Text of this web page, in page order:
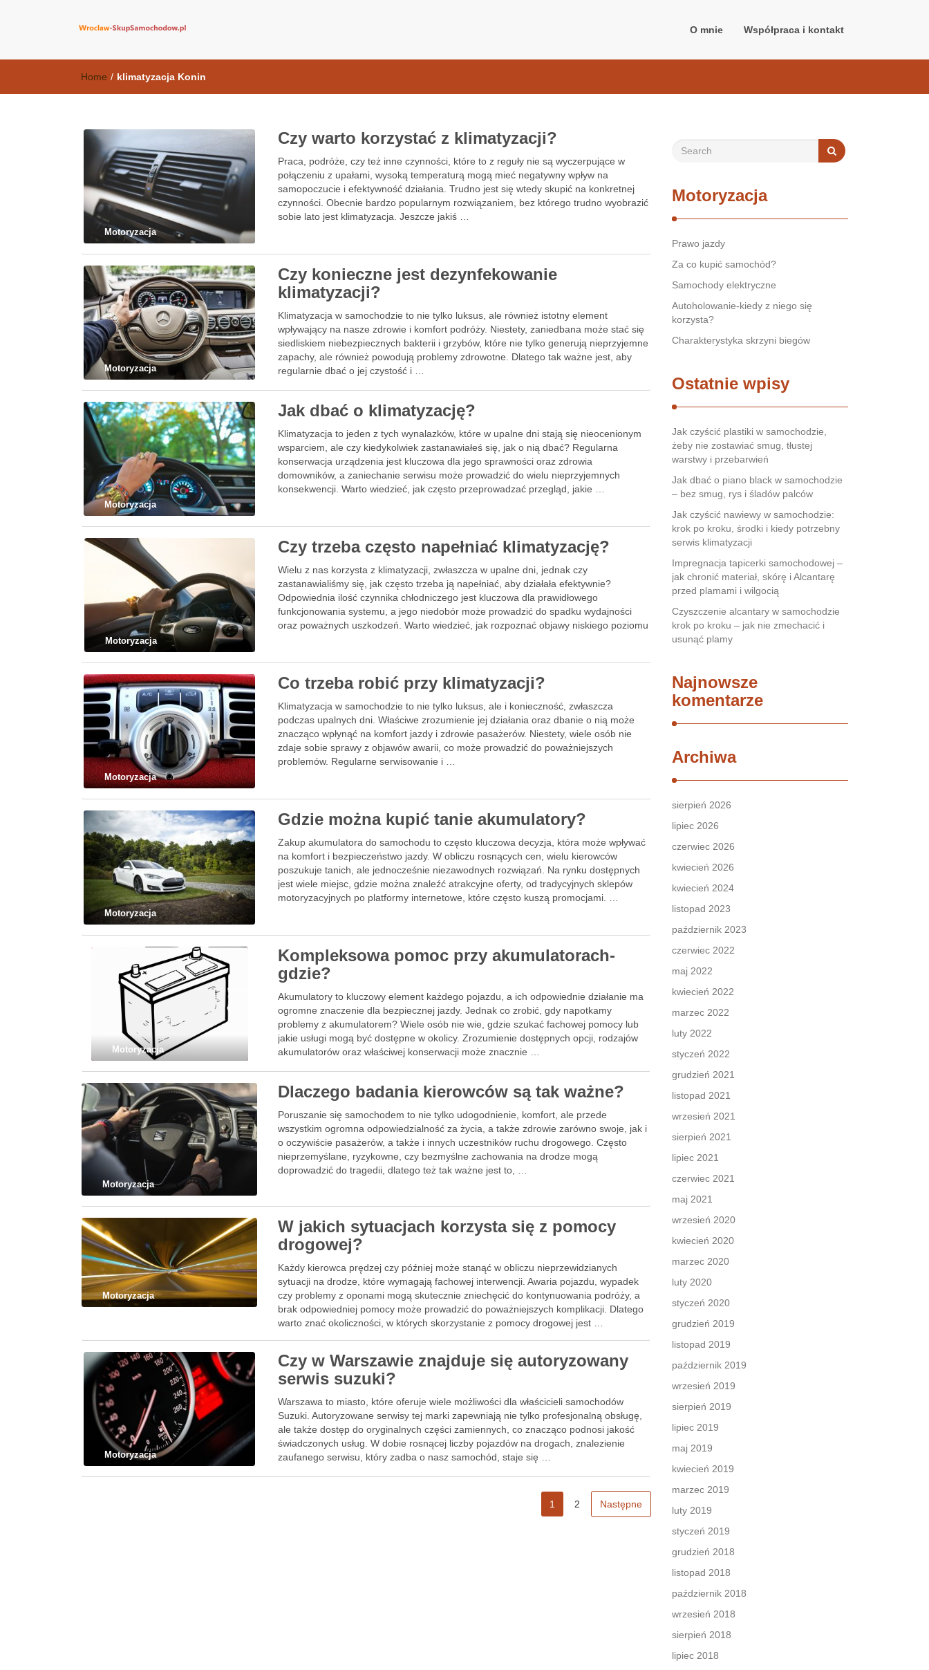
O mnie Współpraca i kontakt
Home / klimatyzacja Konin
Motoryzacja
Czy warto korzystać z klimatyzacji?
Praca, podróże, czy też inne czynności, które to z reguły nie są wyczerpujące w
połączeniu z upałami, wysoką temperaturą mogą mieć negatywny wpływ na
samopoczucie i efektywność działania. Trudno jest się wtedy skupić na konkretnej
czynności. Obecnie bardzo popularnym rozwiązaniem, bez którego trudno wyobrazić
sobie lato jest klimatyzacja. Jeszcze jakiś …
Motoryzacja
Czy konieczne jest dezynfekowanie
klimatyzacji?
Klimatyzacja w samochodzie to nie tylko luksus, ale również istotny element
wpływający na nasze zdrowie i komfort podróży. Niestety, zaniedbana może stać się
siedliskiem niebezpiecznych bakterii i grzybów, które nie tylko generują nieprzyjemne
zapachy, ale również powodują problemy zdrowotne. Dlatego tak ważne jest, aby
regularnie dbać o jej czystość i …
Motoryzacja
Jak dbać o klimatyzację?
Klimatyzacja to jeden z tych wynalazków, które w upalne dni stają się nieocenionym
wsparciem, ale czy kiedykolwiek zastanawiałeś się, jak o nią dbać? Regularna
konserwacja urządzenia jest kluczowa dla jego sprawności oraz zdrowia
domowników, a zaniechanie serwisu może prowadzić do wielu nieprzyjemnych
konsekwencji. Warto wiedzieć, jak często przeprowadzać przegląd, jakie …
Motoryzacja
Czy trzeba często napełniać klimatyzację?
Wielu z nas korzysta z klimatyzacji, zwłaszcza w upalne dni, jednak czy
zastanawialiśmy się, jak często trzeba ją napełniać, aby działała efektywnie?
Odpowiednia ilość czynnika chłodniczego jest kluczowa dla prawidłowego
funkcjonowania systemu, a jego niedobór może prowadzić do spadku wydajności
oraz poważnych uszkodzeń. Warto wiedzieć, jak rozpoznać objawy niskiego poziomu
Motoryzacja
Co trzeba robić przy klimatyzacji?
Klimatyzacja w samochodzie to nie tylko luksus, ale i konieczność, zwłaszcza
podczas upalnych dni. Właściwe zrozumienie jej działania oraz dbanie o nią może
znacząco wpłynąć na komfort jazdy i zdrowie pasażerów. Niestety, wiele osób nie
zdaje sobie sprawy z objawów awarii, co może prowadzić do poważniejszych
problemów. Regularne serwisowanie i …
Motoryzacja
Gdzie można kupić tanie akumulatory?
Zakup akumulatora do samochodu to często kluczowa decyzja, która może wpływać
na komfort i bezpieczeństwo jazdy. W obliczu rosnących cen, wielu kierowców
poszukuje tanich, ale jednocześnie niezawodnych rozwiązań. Na rynku dostępnych
jest wiele miejsc, gdzie można znaleźć atrakcyjne oferty, od tradycyjnych sklepów
motoryzacyjnych po platformy internetowe, które często kuszą promocjami. …
Motoryzacja
Kompleksowa pomoc przy akumulatorach-
gdzie?
Akumulatory to kluczowy element każdego pojazdu, a ich odpowiednie działanie ma
ogromne znaczenie dla bezpiecznej jazdy. Jednak co zrobić, gdy napotkamy
problemy z akumulatorem? Wiele osób nie wie, gdzie szukać fachowej pomocy lub
jakie usługi mogą być dostępne w okolicy. Zrozumienie dostępnych opcji, rodzajów
akumulatorów oraz właściwej konserwacji może znacznie …
Motoryzacja
Dlaczego badania kierowców są tak ważne?
Poruszanie się samochodem to nie tylko udogodnienie, komfort, ale przede
wszystkim ogromna odpowiedzialność za życia, a także zdrowie zarówno swoje, jak i
o oczywiście pasażerów, a także i innych uczestników ruchu drogowego. Często
nieprzemyślane, ryzykowne, czy bezmyślne zachowania na drodze mogą
doprowadzić do tragedii, dlatego też tak ważne jest to, …
Motoryzacja
W jakich sytuacjach korzysta się z pomocy
drogowej?
Każdy kierowca prędzej czy później może stanąć w obliczu nieprzewidzianych
sytuacji na drodze, które wymagają fachowej interwencji. Awaria pojazdu, wypadek
czy problemy z oponami mogą skutecznie zniechęcić do kontynuowania podróży, a
brak odpowiedniej pomocy może prowadzić do poważniejszych komplikacji. Dlatego
warto znać okoliczności, w których skorzystanie z pomocy drogowej jest …
Motoryzacja
Czy w Warszawie znajduje się autoryzowany
serwis suzuki?
Warszawa to miasto, które oferuje wiele możliwości dla właścicieli samochodów
Suzuki. Autoryzowane serwisy tej marki zapewniają nie tylko profesjonalną obsługę,
ale także dostęp do oryginalnych części zamiennych, co znacząco podnosi jakość
świadczonych usług. W dobie rosnącej liczby pojazdów na drogach, znalezienie
zaufanego serwisu, który zadba o nasz samochód, staje się …
1 2 Następne
Motoryzacja
Prawo jazdy
Za co kupić samochód?
Samochody elektryczne
Autoholowanie-kiedy z niego się
korzysta?
Charakterystyka skrzyni biegów
Ostatnie wpisy
Jak czyścić plastiki w samochodzie,
żeby nie zostawiać smug, tłustej
warstwy i przebarwień
Jak dbać o piano black w samochodzie
– bez smug, rys i śladów palców
Jak czyścić nawiewy w samochodzie:
krok po kroku, środki i kiedy potrzebny
serwis klimatyzacji
Impregnacja tapicerki samochodowej –
jak chronić materiał, skórę i Alcantarę
przed plamami i wilgocią
Czyszczenie alcantary w samochodzie
krok po kroku – jak nie zmechacić i
usunąć plamy
Najnowsze
komentarze
Archiwa
sierpień 2026
lipiec 2026
czerwiec 2026
kwiecień 2026
kwiecień 2024
listopad 2023
październik 2023
czerwiec 2022
maj 2022
kwiecień 2022
marzec 2022
luty 2022
styczeń 2022
grudzień 2021
listopad 2021
wrzesień 2021
sierpień 2021
lipiec 2021
czerwiec 2021
maj 2021
wrzesień 2020
kwiecień 2020
marzec 2020
luty 2020
styczeń 2020
grudzień 2019
listopad 2019
październik 2019
wrzesień 2019
sierpień 2019
lipiec 2019
maj 2019
kwiecień 2019
marzec 2019
luty 2019
styczeń 2019
grudzień 2018
listopad 2018
październik 2018
wrzesień 2018
sierpień 2018
lipiec 2018